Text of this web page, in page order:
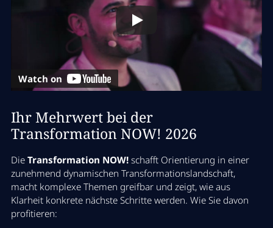
14:15 Uhr
Pause & Wechsel
30 Min
14:45 Uhr
Zwei Breakout-Sessions in
parallelen Streams
Mission Possible: Wie SAP-
Transformationen mit
Projektmanagement Excellence
Watch on
Ihr Mehrwert bei der
Transformation NOW! 2026
Die Transformation NOW!schafft Orientierung in einer
zunehmend dynamischen Transformationslandschaft,
macht komplexe Themen greifbar und zeigt, wie aus
Klarheit konkrete nächste Schritte werden. Wie Sie davon
profitieren: